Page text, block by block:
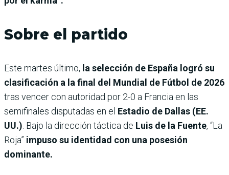
Sobre el partido
Este martes último, la selección de España logró su
clasificación a la final del Mundial de Fútbol de 2026
tras vencer con autoridad por 2-0 a Francia en las
semifinales disputadas en el Estadio de Dallas (EE.
UU.) . Bajo la dirección táctica de Luis de la Fuente, “La
Roja” impuso su identidad con una posesión
dominante.